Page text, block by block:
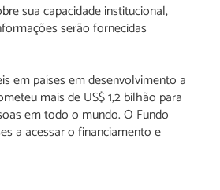
sua capacidade institucional,
serão fornecidas
em países em desenvolvimento a
mais de US$ 1,2 bilhão para
em todo o mundo. O Fundo
a acessar o financiamento e